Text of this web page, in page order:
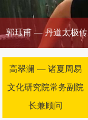
李小锋 — 易学研究者
高翠澜 — 诸夏周易
文化研究院常务副院
长兼顾问